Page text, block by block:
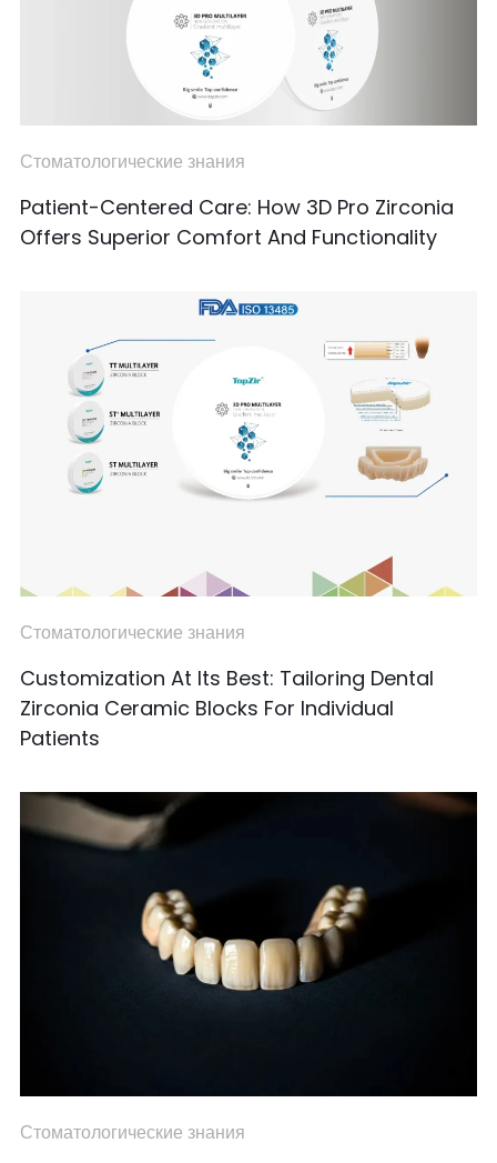
Стоматологические знания
Patient-Centered Care: How 3D Pro Zirconia
Offers Superior Comfort And Functionality
Стоматологические знания
Customization At Its Best: Tailoring Dental
Zirconia Ceramic Blocks For Individual
Patients
Стоматологические знания